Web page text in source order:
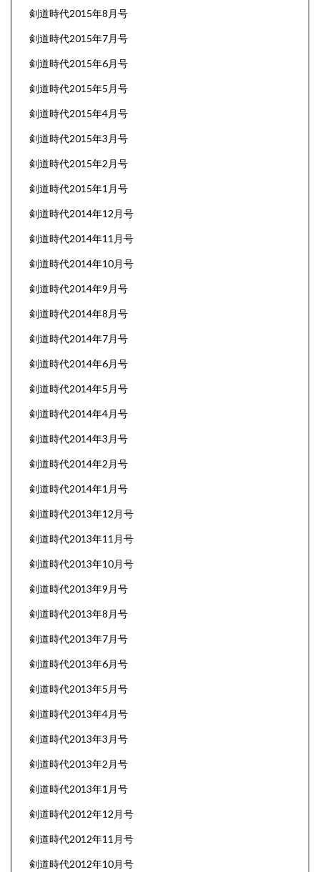
剣道時代2015年8月号
剣道時代2015年7月号
剣道時代2015年6月号
剣道時代2015年5月号
剣道時代2015年4月号
剣道時代2015年3月号
剣道時代2015年2月号
剣道時代2015年1月号
剣道時代2014年12月号
剣道時代2014年11月号
剣道時代2014年10月号
剣道時代2014年9月号
剣道時代2014年8月号
剣道時代2014年7月号
剣道時代2014年6月号
剣道時代2014年5月号
剣道時代2014年4月号
剣道時代2014年3月号
剣道時代2014年2月号
剣道時代2014年1月号
剣道時代2013年12月号
剣道時代2013年11月号
剣道時代2013年10月号
剣道時代2013年9月号
剣道時代2013年8月号
剣道時代2013年7月号
剣道時代2013年6月号
剣道時代2013年5月号
剣道時代2013年4月号
剣道時代2013年3月号
剣道時代2013年2月号
剣道時代2013年1月号
剣道時代2012年12月号
剣道時代2012年11月号
剣道時代2012年10月号